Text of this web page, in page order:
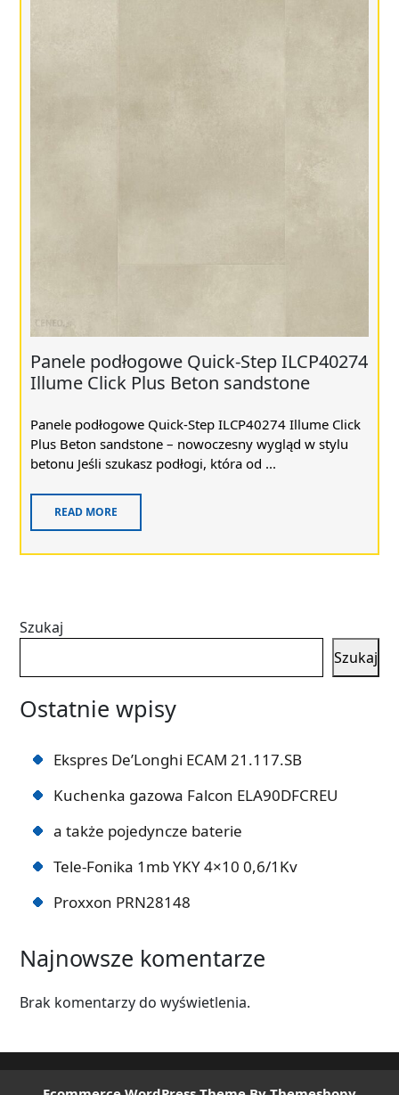
Panele podłogowe Quick-Step ILCP40274
Illume Click Plus Beton sandstone
Panele podłogowe Quick-Step ILCP40274 Illume Click
Plus Beton sandstone – nowoczesny wygląd w stylu
betonu Jeśli szukasz podłogi, która od ...
READ MORE
Szukaj
Szukaj
Ostatnie wpisy
Ekspres De’Longhi ECAM 21.117.SB
Kuchenka gazowa Falcon ELA90DFCREU
a także pojedyncze baterie
Tele-Fonika 1mb YKY 4×10 0,6/1Kv
Proxxon PRN28148
Najnowsze komentarze
Brak komentarzy do wyświetlenia.